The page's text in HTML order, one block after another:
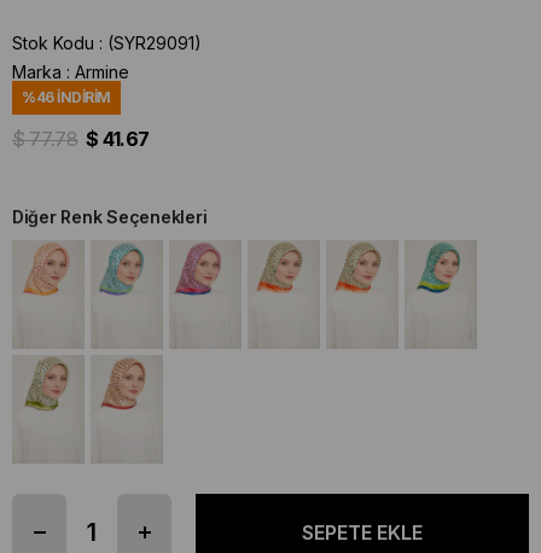
Stok Kodu
(SYR29091)
Marka : Armine
%46İNDIRIM
$ 77.78 $ 41.67
Diğer Renk Seçenekleri